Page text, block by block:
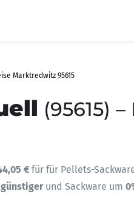
Marktredwitz 95615
(95615)
€ für für Pellets-
und Sackware um